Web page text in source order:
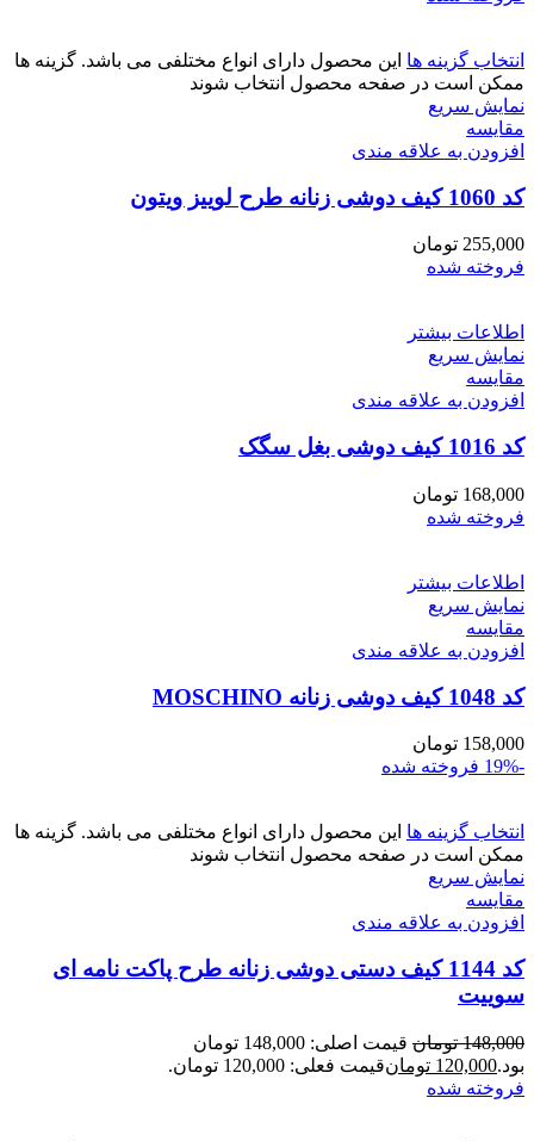
انتخاب گزینه ها این محصول دارای انواع مختلفی می باشد. گزینه ها
ممکن است در صفحه محصول انتخاب شوند
نمایش سریع
مقايسه
افزودن به علاقه مندی
کد 1060 کیف دوشی زنانه طرح لوییز ویتون
255,000 تومان
فروخته شده
اطلاعات بیشتر
نمایش سریع
مقايسه
افزودن به علاقه مندی
کد 1016 کیف دوشی بغل سگک
168,000 تومان
فروخته شده
اطلاعات بیشتر
نمایش سریع
مقايسه
افزودن به علاقه مندی
کد 1048 کیف دوشی زنانه MOSCHINO
158,000 تومان
-19%
فروخته شده
انتخاب گزینه ها این محصول دارای انواع مختلفی می باشد. گزینه ها
ممکن است در صفحه محصول انتخاب شوند
نمایش سریع
مقايسه
افزودن به علاقه مندی
کد 1144 کیف دستی دوشی زنانه طرح پاکت نامه ای
سوییت
148,000 تومان
قیمت اصلی: 148,000 تومان
بود.120,000 تومانقیمت فعلی: 120,000 تومان.
فروخته شده